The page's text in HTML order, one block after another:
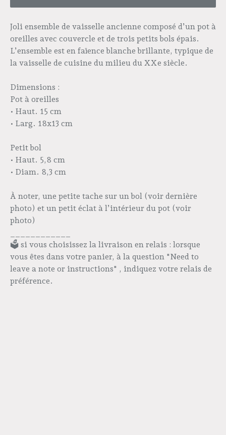
Joli ensemble de vaisselle ancienne composé d’un pot à
oreilles avec couvercle et de trois petits bols épais.
L’ensemble est en faïence blanche brillante, typique de
la vaisselle de cuisine du milieu du XXe siècle.
Dimensions :
Pot à oreilles
• Haut. 15 cm
• Larg. 18x13 cm
Petit bol
• Haut. 5,8 cm
• Diam. 8,3 cm
À noter, une petite tache sur un bol (voir dernière
photo) et un petit éclat à l’intérieur du pot (voir
photo)
🗳️ si vous choisissez la livraison en relais : lorsque
vous êtes dans votre panier, à la question "Need to
leave a note or instructions" , indiquez votre relais de
préférence.